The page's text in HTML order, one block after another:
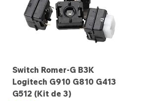
Switch Romer-G B3K
Logitech G910 G810 G413
G512 (Kit de 3)